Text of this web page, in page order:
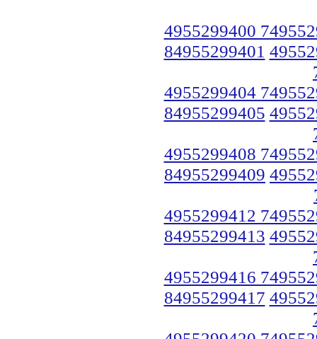
4955299400
84955299401
4955299404
84955299405
4955299408
84955299409
4955299412
84955299413
4955299416
84955299417